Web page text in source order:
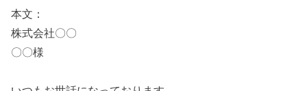
本文：
株式会社〇〇
〇〇様